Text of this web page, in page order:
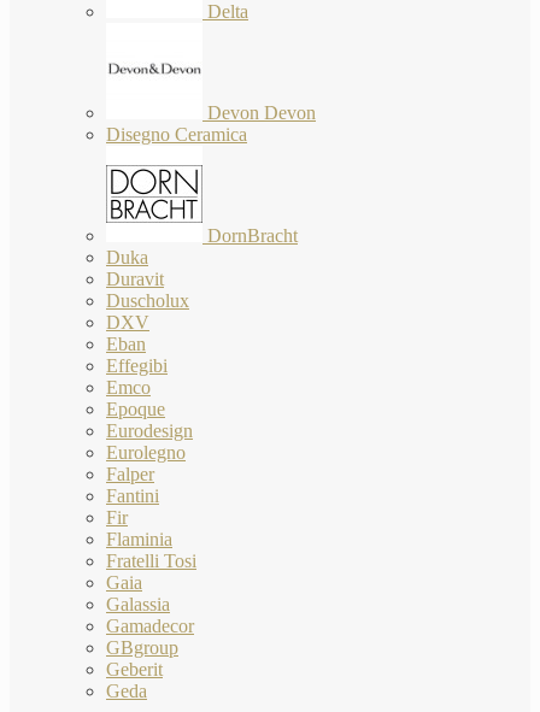
Delta
Devon Devon
Disegno Ceramica
DornBracht
Duka
Duravit
Duscholux
DXV
Eban
Effegibi
Emco
Epoque
Eurodesign
Eurolegno
Falper
Fantini
Fir
Flaminia
Fratelli Tosi
Gaia
Galassia
Gamadecor
GBgroup
Geberit
Geda